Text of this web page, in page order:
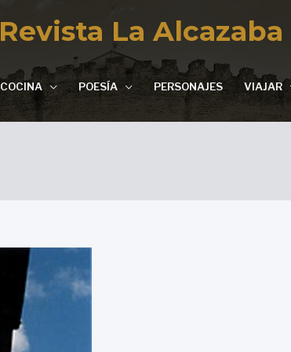
Revista La Alcazaba
COCINA POESÍA PERSONAJES VIAJAR